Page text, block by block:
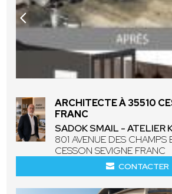
ARCHITECTE À 35510
FRANC
SADOK SMAIL - ATELIER
801 AVENUE DES CHAMPS
CESSON SEVIGNE FRANC
CONTACTER